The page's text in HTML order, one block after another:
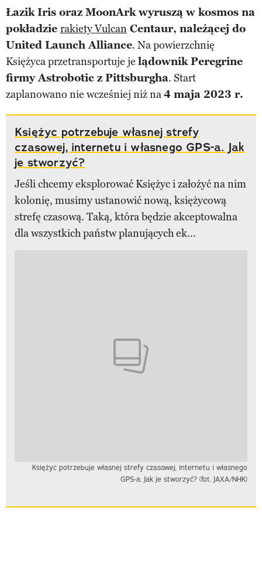
Łazik Iris oraz MoonArk wyruszą w kosmos na
pokładzie rakiety Vulcan Centaur, należącej do
United Launch Alliance. Na powierzchnię
Księżyca przetransportuje je lądownik Peregrine
firmy Astrobotic z Pittsburgha. Start
zaplanowano nie wcześniej niż na4 maja 2023 r.
Księżyc potrzebuje własnej strefy
czasowej, internetu i własnego GPS-a. Jak
je stworzyć?
Jeśli chcemy eksplorować Księżyc i założyć na nim
kolonię, musimy ustanowić nową, księżycową
strefę czasową. Taką, która będzie akceptowalna
dla wszystkich państw planujących ek...
Księżyc potrzebuje własnej strefy czasowej, internetu i własnego
GPS-a. Jak je stworzyć? (fot. JAXA/NHK)